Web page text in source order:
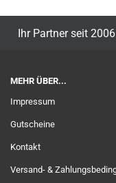
Ihr Partner seit
MEHR ÜBER...
Impressum
Gutscheine
Kontakt
Versand- &